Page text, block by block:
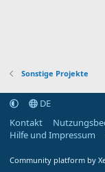
Sonstige Projekte
DE
Kontakt
Hilfe und Impressum
Community platform by